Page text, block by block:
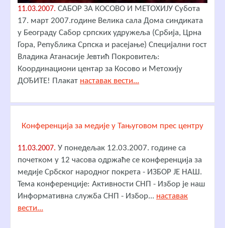
11.03.2007. САБОР ЗА КОСОВО И МЕТОХИЈУ Субота
17. март 2007.године Велика сала Дома синдиката
у Београду Сабор српских удружеља (Србија, Црна
Гора, Република Српска и расејање) Специјални гост
Владика Атанасије Јевтић Покровитељ:
Координациони центар за Косово и Метохију
ДОЂИТЕ! Плакат наставак вести...
Конференција за медије у Тањуговом прес центру
11.03.2007. У понедељак 12.03.2007. године са
почетком у 12 часова одржаће се конференција за
медије Србског народног покрета - ИЗБОР ЈЕ НАШ.
Тема конференције: Активности СНП - Избор је наш
Информативна служба СНП - Избор... наставак
вести...